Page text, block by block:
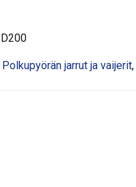
D200
Polkupyörän jarrut ja vaijerit,